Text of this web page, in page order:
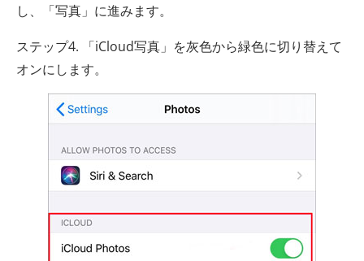
し、「写真」に進みます。
ステップ4. 「iCloud写真」を灰色から緑色に切り替えて
オンにします。